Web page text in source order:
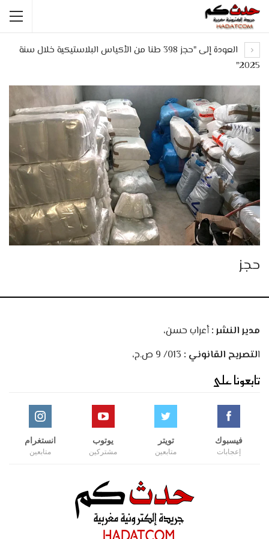
العودة إلى "حجز 398 طنا من الأكياس البلاستيكية خلال سنة
2025"
حجز
مدير النشر :أعراب حسن،
التصريح القانوني :
تابعونا على
فيسبوك
إعجابات
تويتر
متابعين
يوتوب
مشتركين
انستغرام
متابعين